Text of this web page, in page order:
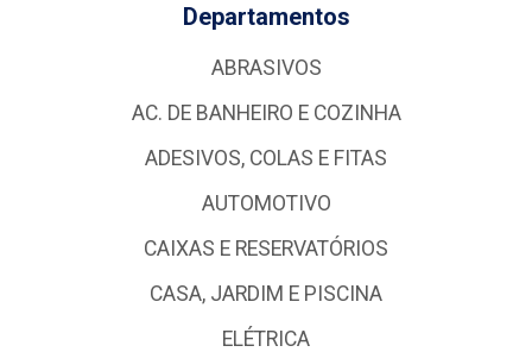
Departamentos
ABRASIVOS
AC. DE BANHEIRO E COZINHA
ADESIVOS, COLAS E FITAS
AUTOMOTIVO
CAIXAS E RESERVATÓRIOS
CASA, JARDIM E PISCINA
ELÉTRICA